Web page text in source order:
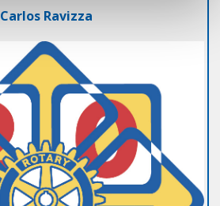
Carlos Ravizza